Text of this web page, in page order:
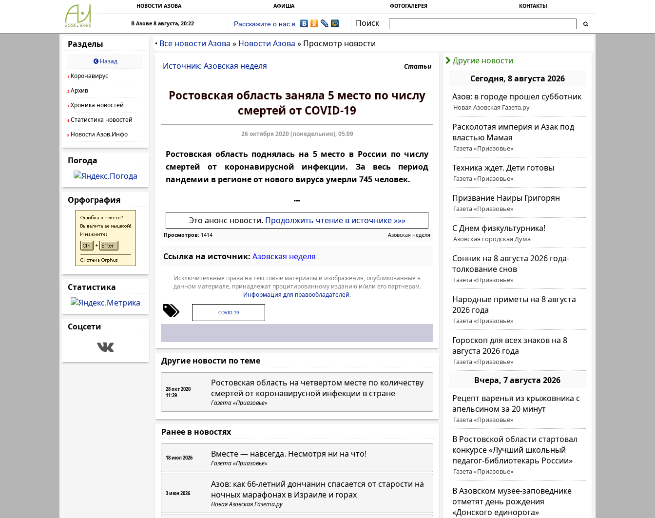
НОВОСТИ АЗОВА АФИША ФОТОГАЛЕРЕЯ КОНТАКТЫ
В Азове 8 августа, 20:22 Расскажите о нас в
Поиск
Разделы
Назад
1 Коронавирус
2 Архив
3 Хроника новостей
4 Статистика новостей
5 Новости Азов.Инфо
Погода
Орфография
Статистика
Соцсети
• Все новости Азова » Новости Азова » Просмотр новости
Другие новости
Сегодня, 8 августа 2026
Азов: в городе прошел субботник
Новая Азовская Газета.ру
Расколотая империя и Азак под
властью Мамая
Газета «Приазовье»
Техника ждёт. Дети готовы
Газета «Приазовье»
Призвание Наиры Григорян
Газета «Приазовье»
C Днем физкультурника!
Азовская городская Дума
Сонник на 8 августа 2026 года-
толкование снов
Газета «Приазовье»
Народные приметы на 8 августа
2026 года
Газета «Приазовье»
Гороскоп для всех знаков на 8
августа 2026 года
Газета «Приазовье»
Вчера, 7 августа 2026
Рецепт варенья из крыжовника с
апельсином за 20 минут
Газета «Приазовье»
В Ростовской области стартовал
конкурсе «Лучший школьный
педагог-библиотекарь России»
Газета «Приазовье»
В Азовском музее-заповеднике
отметят день рождения
«Донского единорога»
Источник: Азовская неделя Статьи
Ростовская область заняла 5 место по числу
смертей от COVID-19
26 октября 2020 (понедельник), 05:09
Ростовская область поднялась на 5 место в России по числу
смертей от коронавирусной инфекции. За весь период
пандемии в регионе от нового вируса умерли 745 человек.
Это анонс новости. Продолжить чтение в источнике »»»
Просмотров: 1414 Азовская неделя
Ссылка на источник: Азовская неделя
Исключительные права на текстовые материалы и изображения, опубликованные в
данном материале, принадлежат процитированному изданию и/или его партнерам.
Информация для правообладателей.
COVID-19
Другие новости по теме
28 окт 2020
11:29
Ростовская область на четвертом месте по количеству
смертей от коронавирусной инфекции в стране
Газета «Приазовье»
Ранее в новостях
18 июл 2026 Вместе — навсегда. Несмотря ни на что!
Газета «Приазовье»
3 июн 2026
Азов: как 66-летний дончанин спасается от старости на
ночных марафонах в Израиле и горах
Новая Азовская Газета.ру